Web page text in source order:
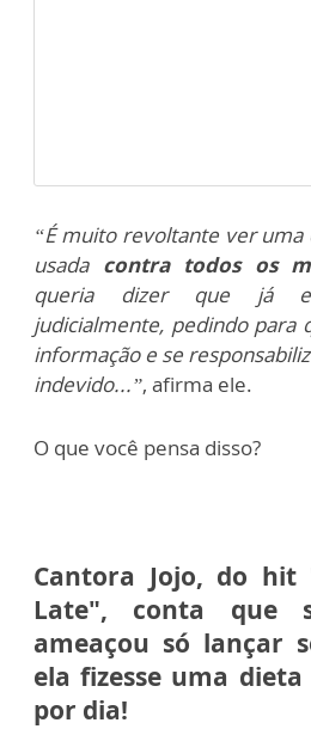
“É muito revoltante ver uma
usada contra todos os
queria dizer que já
judicialmente, pedindo para
informação e se
indevido...”, afirma ele.
O que você pensa disso?
Cantora Jojo, do hit
Late", conta que
ameaçou só lançar
ela fizesse uma
por dia!